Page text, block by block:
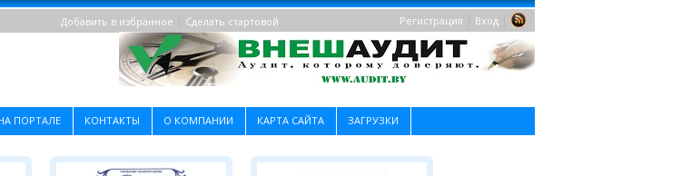
Регистрация Вход
Добавить в избранное Сделать стартовой
ПОРТАЛЕ КОНТАКТЫ О КОМПАНИИ КАРТА САЙТА ЗАГРУЗКИ